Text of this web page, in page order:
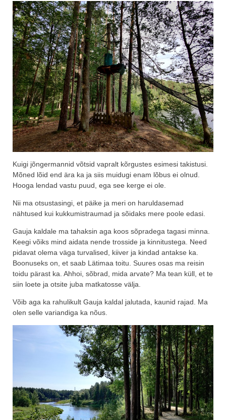
Kuigi jõngermannid võtsid vapralt kõrgustes esimesi takistusi.
Mõned lõid end ära ka ja siis muidugi enam lõbus ei olnud.
Hooga lendad vastu puud, ega see kerge ei ole.
Nii ma otsustasingi, et päike ja meri on haruldasemad
nähtused kui kukkumistraumad ja sõidaks mere poole edasi.
Gauja kaldale ma tahaksin aga koos sõpradega tagasi minna.
Keegi võiks mind aidata nende trosside ja kinnitustega. Need
pidavat olema väga turvalised, kiiver ja kindad antakse ka.
Boonuseks on, et saab Lätimaa toitu. Suures osas ma reisin
toidu pärast ka. Ahhoi, sõbrad, mida arvate? Ma tean küll, et te
siin loete ja otsite juba matkatosse välja.
Võib aga ka rahulikult Gauja kaldal jalutada, kaunid rajad. Ma
olen selle variandiga ka nõus.